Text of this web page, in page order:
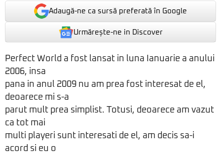
Adaugă-ne ca sursă preferată în Google
Urmărește-ne in Discover
Perfect World a fost lansat in luna Ianuarie a anului
2006, insa
pana in anul 2009 nu am prea fost interesat de el,
deoarece mi s-a
parut mult prea simplist. Totusi, deoarece am vazut
ca tot mai
multi playeri sunt interesati de el, am decis sa-i
acord si eu o